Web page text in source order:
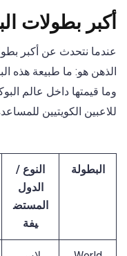
أكبر بطولات
عندما نتحدث عن أكبر
الذهن هو: ما طبيعة هذه
وما قيمتها داخل عالم
للاعبين الكويتيين
البطولة
النوع /
الدول
المستض
يفة